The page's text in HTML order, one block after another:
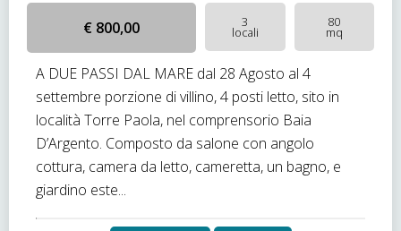
€ 800,00 3
locali
80
mq
A DUE PASSI DAL MARE dal 28 Agosto al 4
settembre porzione di villino, 4 posti letto, sito in
località Torre Paola, nel comprensorio Baia
D’Argento. Composto da salone con angolo
cottura, camera da letto, cameretta, un bagno, e
giardino este...